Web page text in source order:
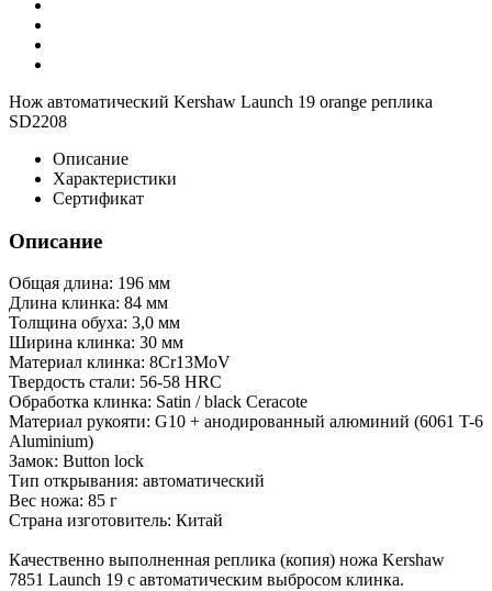
Нож автоматический Kershaw Launch 19 orange реплика
SD2208
Описание
Характеристики
Сертификат
Описание
Общая длина: 196 мм
Длина клинка: 84 мм
Толщина обуха: 3,0 мм
Ширина клинка: 30 мм
Материал клинка: 8Cr13MoV
Твердость стали: 56-58 HRC
Обработка клинка: Satin / black Ceracote
Материал рукояти: G10 + анодированный алюминий (6061 T-6
Aluminium)
Замок: Button lock
Тип открывания: автоматический
Вес ножа: 85 г
Страна изготовитель: Китай
Качественно выполненная реплика (копия) ножа Kershaw
7851 Launch 19 с автоматическим выбросом клинка.